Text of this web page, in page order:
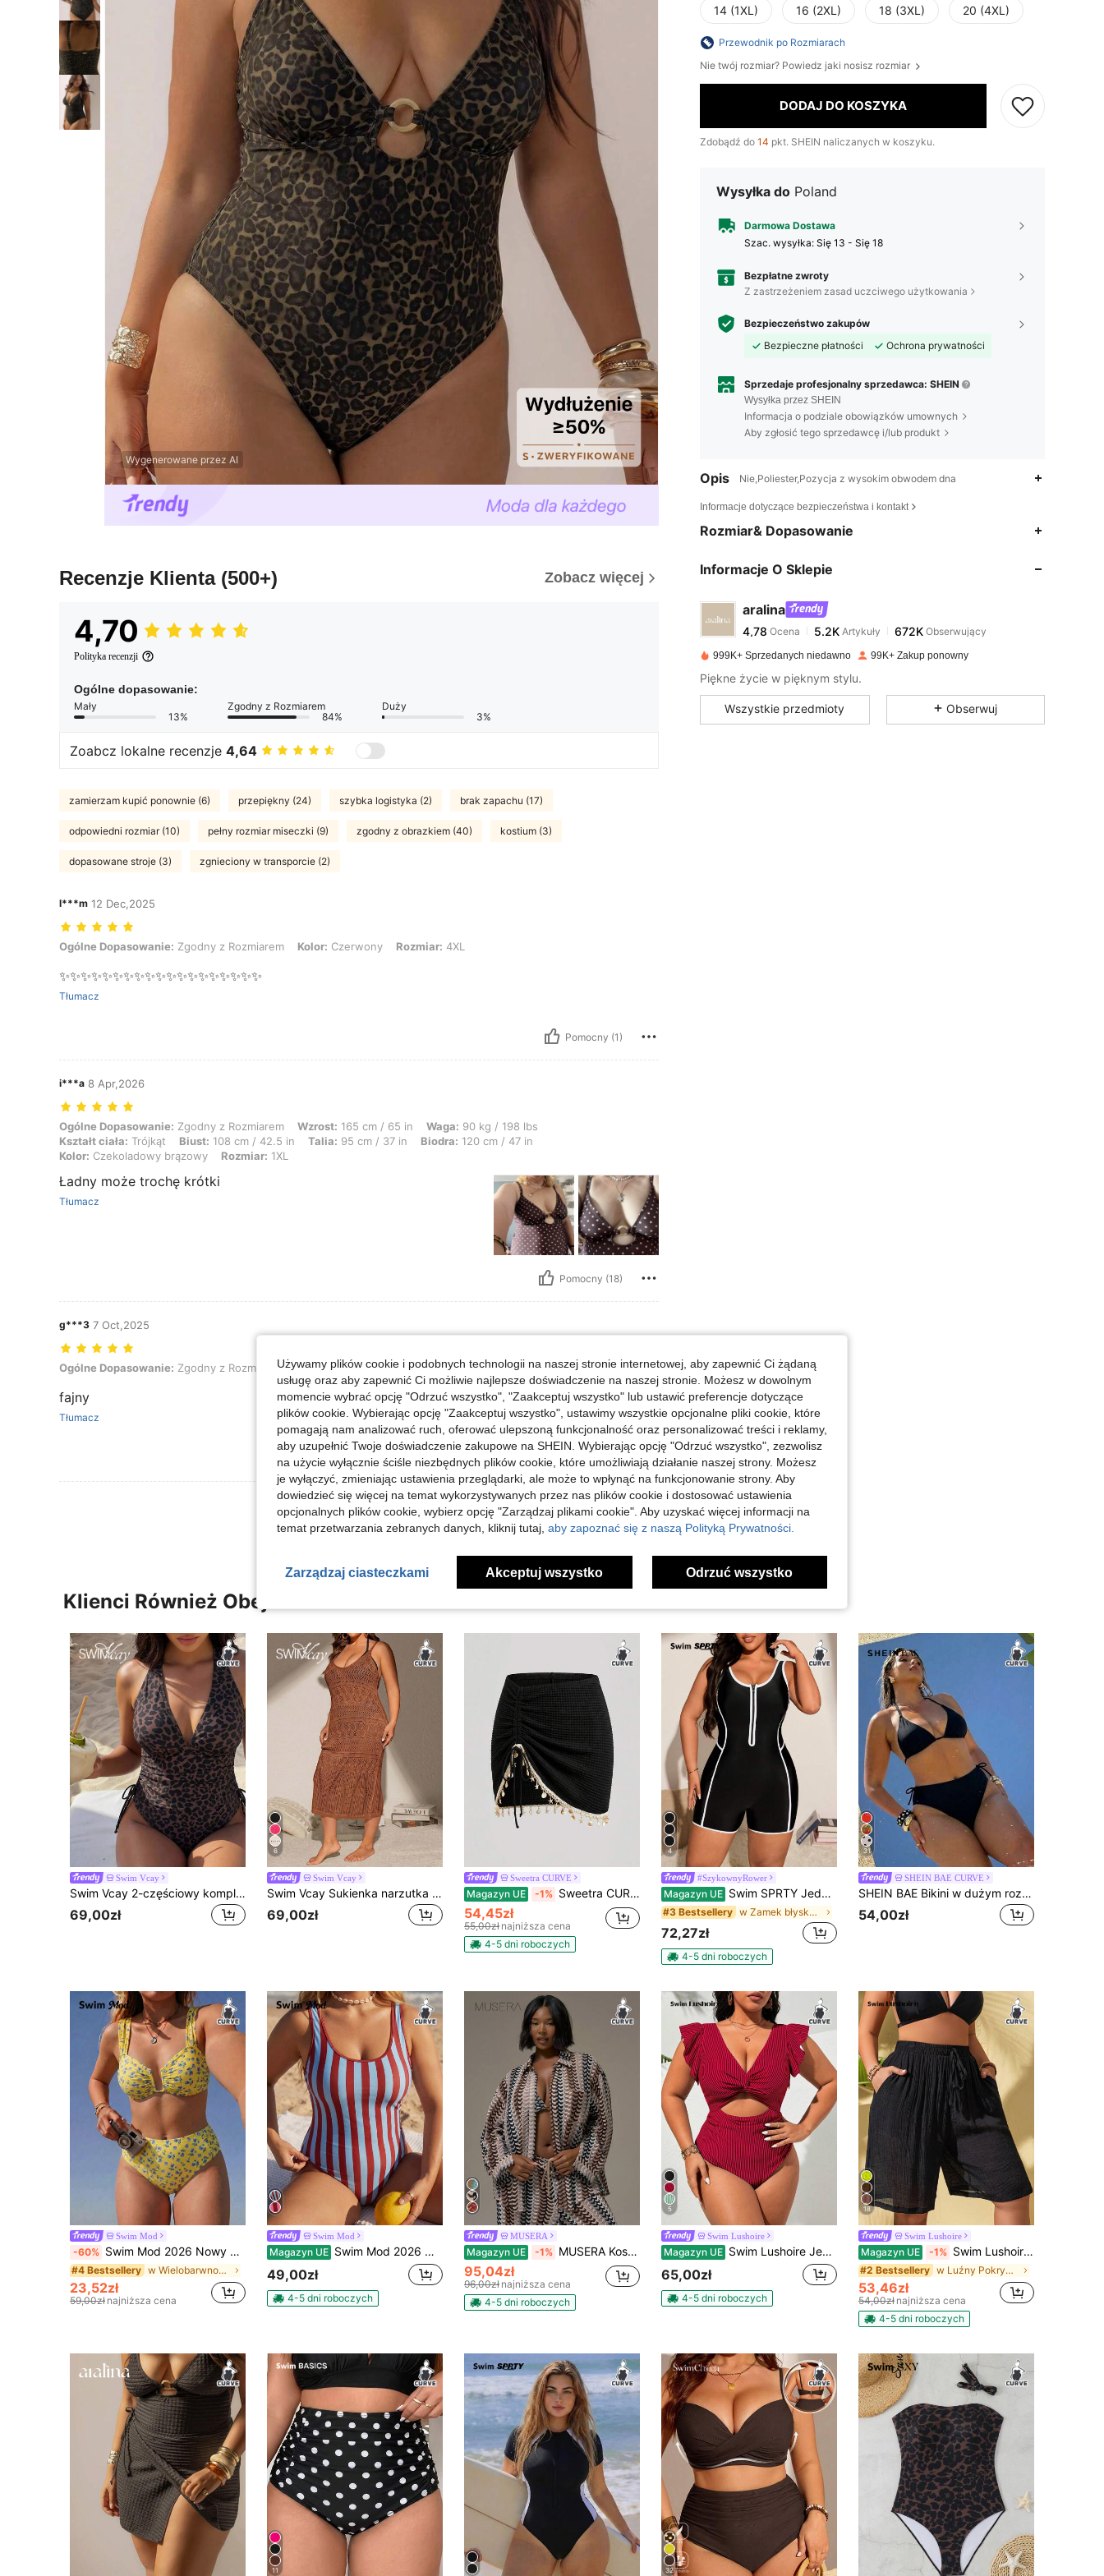
Wygenerowane przez AI
Recenzje Klienta (500+) Zobacz więcej
4,70
Polityka recenzji
Ogólne dopasowanie:
Mały
13%
Zgodny z Rozmiarem
84%
Duży
3%
Zoabcz lokalne recenzje 4,64
zamierzam kupić ponownie (6) przepiękny (24) szybka logistyka (2) brak zapachu (17)
odpowiedni rozmiar (10) pełny rozmiar miseczki (9) zgodny z obrazkiem (40) kostium (3)
dopasowane stroje (3) zgnieciony w transporcie (2)
l***m 12 Dec,2025
Ogólne Dopasowanie: Zgodny z Rozmiarem, Kolor: Czerwony, Rozmiar: 4XL
Ogólne Dopasowanie: Zgodny z Rozmiarem Kolor: Czerwony Rozmiar: 4XL
✨✨✨✨✨✨✨✨✨✨✨✨✨✨✨✨✨✨✨
Tłumacz
Pomocny (1)
i***a 8 Apr,2026
Ogólne Dopasowanie: Zgodny z Rozmiarem, Wzrost: 165 cm / 65 in, Waga: 90 kg / 198 lbs, Kształt ciała: Trójkąt, Biust: 108 cm / 42.5 in, Talia: 95 cm / 37 in, Biodra: 120 cm / 47 in, Kolor: Czekoladowy brązowy, Rozmiar: 1XL
Ogólne Dopasowanie: Zgodny z Rozmiarem Wzrost: 165 cm / 65 in Waga: 90 kg / 198 lbs
Kształt ciała: Trójkąt Biust: 108 cm / 42.5 in Talia: 95 cm / 37 in Biodra: 120 cm / 47 in
Kolor: Czekoladowy brązowy Rozmiar: 1XL
Ładny może trochę krótki
Tłumacz
Pomocny (18)
g***3 7 Oct,2025
Ogólne Dopasowanie: Zgodny z Rozmiarem, Kolor: Czarne, Rozmiar: 3XL
Ogólne Dopasowanie: Zgodny z Rozmiarem Kolor: Czarne Rozmiar:3XL
fajny
Tłumacz
Pomocny (1)
Zobacz Więcej Opinii
14 (1XL) 16 (2XL) 18 (3XL) 20 (4XL)
Przewodnik po Rozmiarach
Nie twój rozmiar? Powiedz jaki nosisz rozmiar
DODAJ DO KOSZYKA
Zdobądź do 14 pkt. SHEIN naliczanych w koszyku.
Wysyłka do Poland
Darmowa Dostawa
Szac. wysyłka: Się 13 - Się 18
Bezpłatne zwroty
Z zastrzeżeniem zasad uczciwego użytkowania
Bezpieczeństwo zakupów
Bezpieczne płatności
Ochrona prywatności
Sprzedaje profesjonalny sprzedawca: SHEIN
Wysyłka przez SHEIN
Informacja o podziale obowiązków umownych
Aby zgłosić tego sprzedawcę i/lub produkt
Opis Nie,Poliester,Pozycja z wysokim obwodem dna
Informacje dotyczące bezpieczeństwa i kontakt
Rozmiar& Dopasowanie
Informacje O Sklepie
aralina
4,78 5.2K
4,78Ocena 5.2K
g***z zapłacono1 dzień temu
4,78 5.2K
999K+ Sprzedanych niedawno 99K+ Zakup ponowny
Piękne życie w pięknym stylu.
Wszystkie przedmioty Obserwuj
Klienci Również Obejrzeli
Swim Vcay
Swim Vcay 2-częściowy komplet damski plus size, elegancki casualowy top na ramiączkach i kostium kąpielowy w losowy wzór panterki na plażę i basen
69,00zł
6
Swim Vcay
Swim Vcay Sukienka narzutka na wakacje z dzianiny w dużym rozmiarze
69,00zł
Sweetra CURVE
Magazyn UE -1% Sweetra CURVE Spódnica damska plus size na lato, wakacje na plaży, ściągana sznurkiem, marszczona, z frędzlami w kształcie rozgwiazdy, w jednolitym kolorze, o specjalnej fakturze, z rozcięciem
54,45zł
55,00zł najniższa cena
4-5 dni roboczych
4
#SzykownyRower
Magazyn UE Swim SPRTY Jednoczęściowy kostium kąpielowy do surfingu w dużych rozmiarach dla kobiet z kontrastowymi spodenkami, swobodny sportowy strój kąpielowy na wakacje, letni
#3 Bestsellery w Zamek błyskawiczny Rashguards w rozmiarze plus
72,27zł
4-5 dni roboczych
31
SHEIN BAE CURVE
SHEIN BAE Bikini w dużym rozmiarze na letnie wakacje na plażę, z wiązaniem na szyi, jednolity kolor, komplet
54,00zł
Swim Mod
-60% Swim Mod 2026 Nowy dwuczęściowy komplet bikini w dużym rozmiarze, żółta baza z losowymi niebieskimi drobnymi kwiatami, dekolt w serek i plecy w kształcie litery U, odpowiedni na plażę i do kurortu
#4 Bestsellery w Wielobarwność Zestawy bikini w rozmiarze plus
23,52zł
59,00zł najniższa cena
Swim Mod
Magazyn UE Swim Mod 2026 Nowy wiosenno-letni damski kostium kąpielowy w dużych rozmiarach w pionowe paski w kontrastowym kolorze, wyszczuplający, z okrągłym dekoltem
49,00zł
4-5 dni roboczych
MUSERA
Magazyn UE -1% MUSERA Koszula z dzianiny szydełkowej w dużym rozmiarze, zapinana na guziki, tylko na wakacje, święta, urocze, romantyczne, letnie, seksowne, plażowe, letnie
95,04zł
96,00zł najniższa cena
4-5 dni roboczych
5
Swim Lushoire
Magazyn UE Swim Lushoire Jednoczęściowy kostium kąpielowy w paski z wycięciem na plecach w dużym rozmiarze na wakacje na plaży
65,00zł
4-5 dni roboczych
18
Swim Lushoire
Magazyn UE -1% Swim Lushoire Plus Size Szorty Bermudy Z Włókna Bambusowego Ściągane Sznurkiem Narzutka, Na Letnie Wakacje Na Plaży
#2 Bestsellery w Luźny Pokrywy w rozmiarze plus
53,46zł
54,00zł najniższa cena
4-5 dni roboczych
11 32
Używamy plików cookie i podobnych technologii na naszej stronie internetowej, aby zapewnić Ci żądaną
usługę oraz aby zapewnić Ci możliwie najlepsze doświadczenie na naszej stronie. Możesz w dowolnym
momencie wybrać opcję "Odrzuć wszystko", "Zaakceptuj wszystko" lub ustawić preferencje dotyczące
plików cookie. Wybierając opcję "Zaakceptuj wszystko", ustawimy wszystkie opcjonalne pliki cookie, które
pomagają nam analizować ruch, oferować ulepszoną funkcjonalność oraz personalizować treści i reklamy,
aby uzupełnić Twoje doświadczenie zakupowe na SHEIN. Wybierając opcję "Odrzuć wszystko", zezwolisz
na użycie wyłącznie ściśle niezbędnych plików cookie, które umożliwiają działanie naszej strony. Możesz
je wyłączyć, zmieniając ustawienia przeglądarki, ale może to wpłynąć na funkcjonowanie strony. Aby
dowiedzieć się więcej na temat wykorzystywanych przez nas plików cookie i dostosować ustawienia
opcjonalnych plików cookie, wybierz opcję "Zarządzaj plikami cookie". Aby uzyskać więcej informacji na
temat przetwarzania zebranych danych, kliknij tutaj, aby zapoznać się z naszą Polityką Prywatności.
Zarządzaj ciasteczkami Akceptuj wszystko Odrzuć wszystko